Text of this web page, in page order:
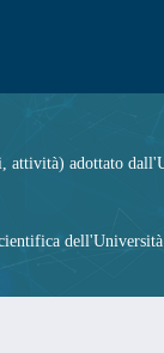
attività) adottato